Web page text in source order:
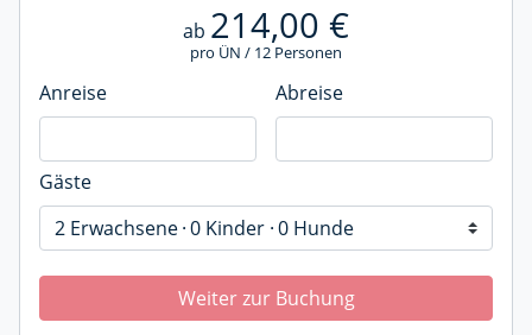
ab 214,00 €
pro ÜN / 12 Personen
Anreise Abreise
Gäste
2 Erwachsene 0 Kinder 0 Hunde
Weiter zur Buchung